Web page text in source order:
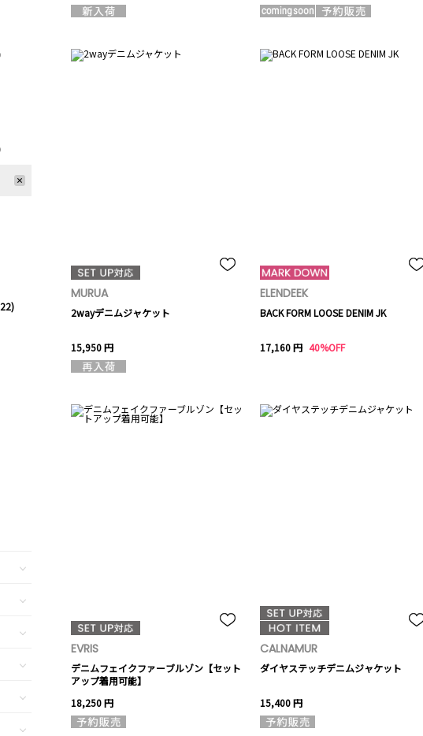
MURUA
2wayデニムジャケット
15,950 円
ELENDEEK
BACK FORM LOOSE DENIM JK
17,160 円 40%OFF
EVRIS
デニムフェイクファーブルゾン【セット
アップ着用可能】
18,250 円
CALNAMUR
ダイヤステッチデニムジャケット
15,400 円